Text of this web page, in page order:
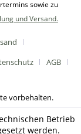
sowie zu
und Versand.
AGB
vorbehalten.
Betrieb
werden.